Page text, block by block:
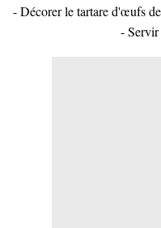
- Décorer le tartare d'œufs
- Servir